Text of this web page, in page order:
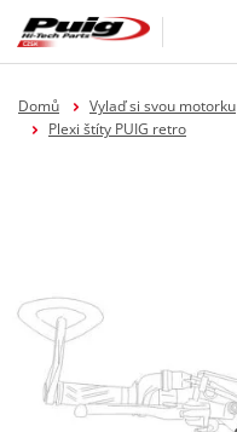
Domů Vylaď si svou motorku
Plexi štíty PUIG retro